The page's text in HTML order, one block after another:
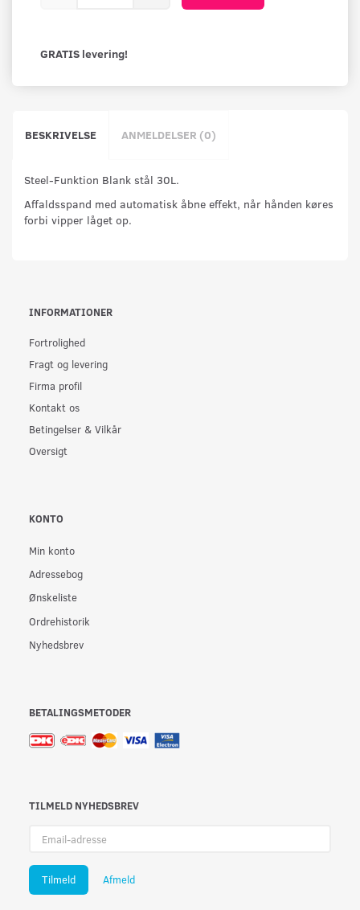
GRATIS levering!
BESKRIVELSE ANMELDELSER (0)
Steel-Funktion Blank stål 30L.
Affaldsspand med automatisk åbne effekt, når hånden køres
forbi vipper låget op.
INFORMATIONER
Fortrolighed
Fragt og levering
Firma profil
Kontakt os
Betingelser & Vilkår
Oversigt
KONTO
Min konto
Adressebog
Ønskeliste
Ordrehistorik
Nyhedsbrev
BETALINGSMETODER
TILMELD NYHEDSBREV
adresse
Tilmeld Afmeld